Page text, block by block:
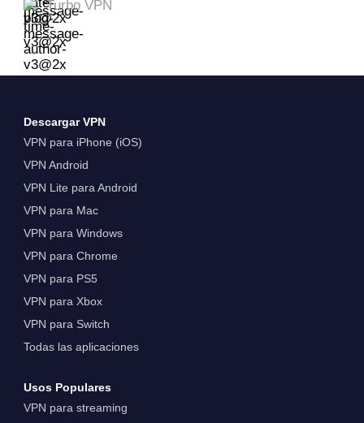
Turbo VPN
Descargar VPN
VPN para iPhone (iOS)
VPN Android
VPN Lite para Android
VPN para Mac
VPN para Windows
VPN para Chrome
VPN para PS5
VPN para Xbox
VPN para Switch
Todas las aplicaciones
Usos Populares
VPN para streaming